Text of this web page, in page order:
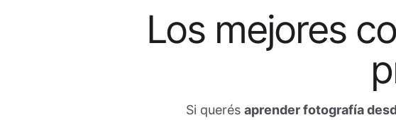
Los mejores
Si querés aprender fotografía